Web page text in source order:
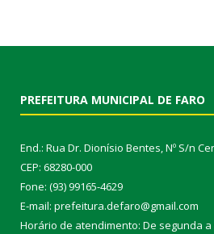
PREFEITURA MUNICIPAL DE FARO
End.: Rua Dr. Dionísio Bentes, Nº S/n
CEP: 68280-000
Fone: (93) 99165-4629
E-mail: prefeitura.defaro@gmail.com
Horário de atendimento: De segunda a